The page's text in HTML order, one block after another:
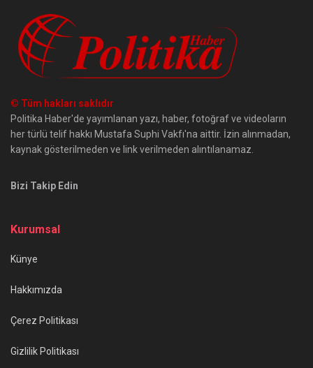
© Tüm hakları saklıdır
Politika Haber'de yayımlanan yazı, haber, fotoğraf ve videoların
her türlü telif hakkı Mustafa Suphi Vakfı'na aittir. İzin alınmadan,
kaynak gösterilmeden ve link verilmeden alıntılanamaz.
Bizi Takip Edin
Kurumsal
Künye
Hakkımızda
Çerez Politikası
Gizlilik Politikası